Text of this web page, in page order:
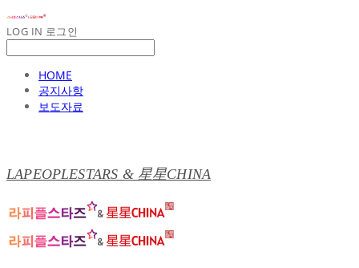
LOG IN 로그인
HOME
공지사항
보도자료
LAPEOPLESTARS & 星星CHINA